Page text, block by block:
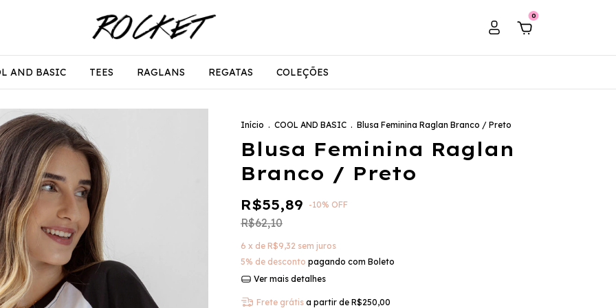
0
AND BASIC TEES RAGLANS REGATAS COLEÇÕES
Início . COOL AND BASIC . Blusa Feminina Raglan Branco / Preto
Blusa Feminina Raglan
Branco / Preto
R$55,89 -10% OFF
R$62,10
6 x de R$9,32 sem juros
5% de desconto pagando com Boleto
Ver mais detalhes
Frete grátis a partir de R$250,00